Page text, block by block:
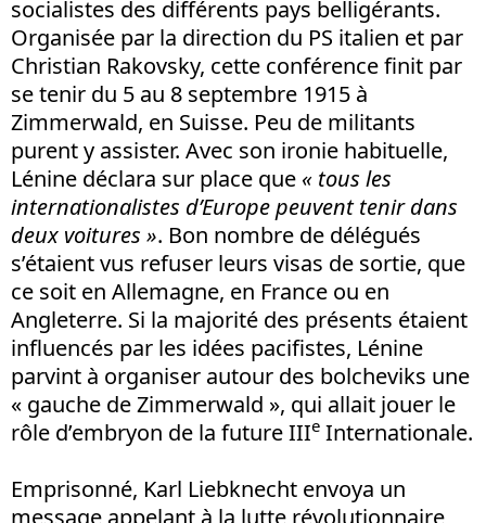
socialistes des différents pays belligérants.
Organisée par la direction du PS italien et par
Christian Rakovsky, cette conférence finit par
se tenir du 5 au 8 septembre 1915 à
Zimmerwald, en Suisse. Peu de militants
purent y assister. Avec son ironie habituelle,
Lénine déclara sur place que « tous les
internationalistes d’Europe peuvent tenir dans
deux voitures ». Bon nombre de délégués
s’étaient vus refuser leurs visas de sortie, que
ce soit en Allemagne, en France ou en
Angleterre. Si la majorité des présents étaient
influencés par les idées pacifistes, Lénine
parvint à organiser autour des bolcheviks une
« gauche de Zimmerwald », qui allait jouer le
rôle d’embryon de la future IIIe Internationale.
Emprisonné, Karl Liebknecht envoya un
message appelant à la lutte révolutionnaire